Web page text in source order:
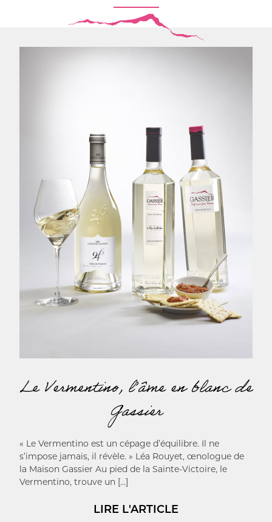
Le Vermentino, l’âme en blanc de
Gassier
« Le Vermentino est un cépage d’équilibre. Il ne
s’impose jamais, il révèle. » Léa Rouyet, œnologue de
la Maison Gassier Au pied de la Sainte-Victoire, le
Vermentino, trouve un […]
LIRE L'ARTICLE